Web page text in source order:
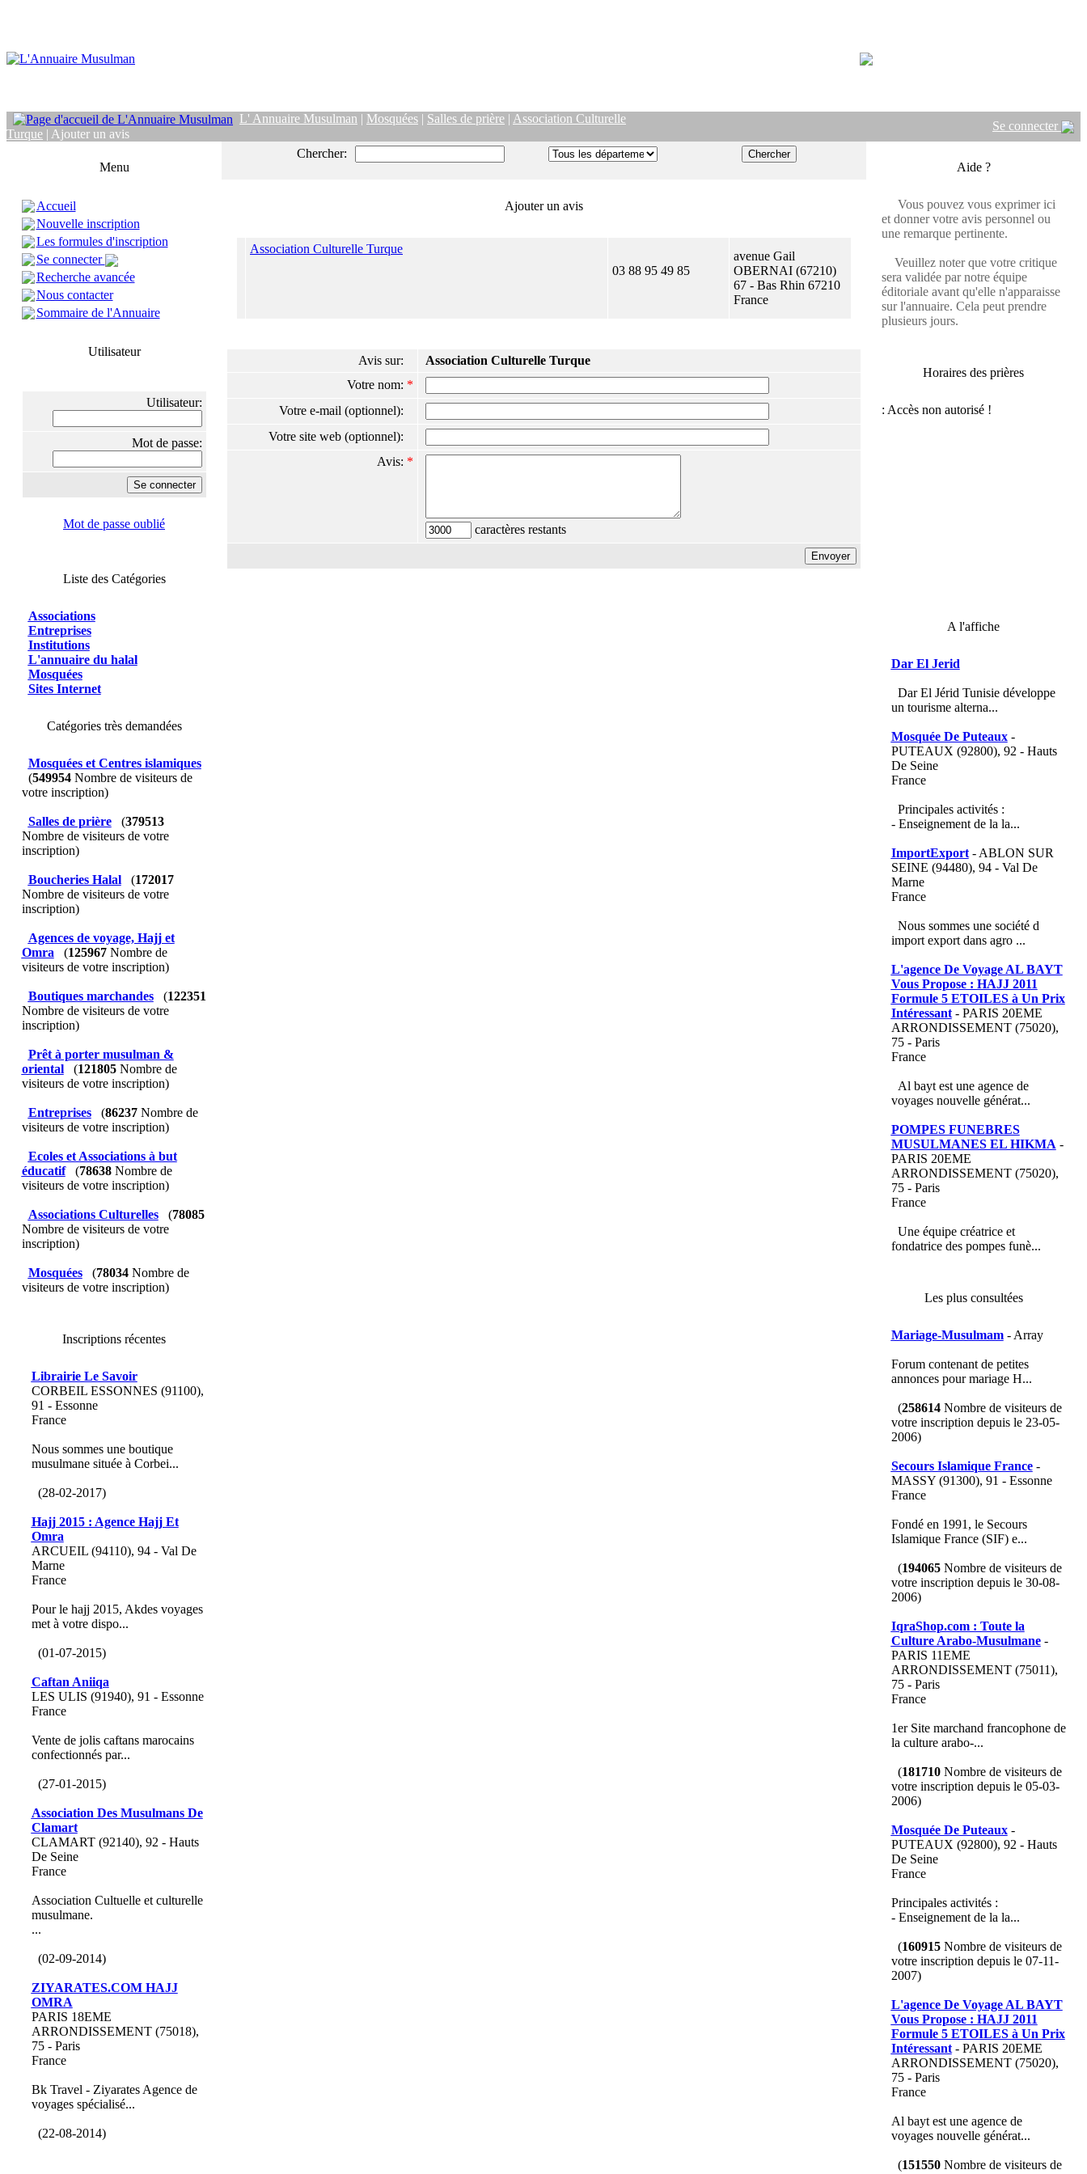
L' Annuaire Musulman | Mosquées | Salles de prière | Association Culturelle
Turque | Ajouter un avis
Se connecter
Menu
Accueil
Nouvelle inscription
Les formules d'inscription
Se connecter
Recherche avancée
Nous contacter
Sommaire de l'Annuaire
Utilisateur
Utilisateur:
Mot de passe:
Mot de passe oublié
Liste des Catégories
Associations
Entreprises
Institutions
L'annuaire du halal
Mosquées
Sites Internet
Catégories très demandées
Mosquées et Centres islamiques
(549954Nombre de visiteurs de
votre inscription)
Salles de prière (379513
Nombre de visiteurs de votre
inscription)
Boucheries Halal (172017
Nombre de visiteurs de votre
inscription)
Agences de voyage, Hajj et
Omra
(125967Nombre de
visiteurs de votre inscription)
Boutiques marchandes (122351
Nombre de visiteurs de votre
inscription)
Prêt à porter musulman &
oriental
(121805Nombre de
visiteurs de votre inscription)
Entreprises (86237Nombre de
visiteurs de votre inscription)
Ecoles et Associations à but
éducatif
(78638Nombre de
visiteurs de votre inscription)
Associations Culturelles (78085
Nombre de visiteurs de votre
inscription)
Mosquées (78034Nombre de
visiteurs de votre inscription)
Inscriptions récentes
Librairie Le Savoir
CORBEIL ESSONNES (91100),
91 - Essonne
France
Nous sommes une boutique
musulmane située à Corbei...
(28-02-2017)
Hajj 2015 : Agence Hajj Et
Omra
ARCUEIL (94110), 94 - Val De
Marne
France
Pour le hajj 2015, Akdes voyages
met à votre dispo...
(01-07-2015)
Caftan Aniiqa
LES ULIS (91940), 91 - Essonne
France
Vente de jolis caftans marocains
confectionnés par...
(27-01-2015)
Association Des Musulmans De
Clamart
CLAMART (92140), 92 - Hauts
De Seine
France
Association Cultuelle et culturelle
musulmane.
...
(02-09-2014)
ZIYARATES.COM HAJJ
OMRA
PARIS 18EME
ARRONDISSEMENT (75018),
75 - Paris
France
Bk Travel - Ziyarates Agence de
voyages spécialisé...
(22-08-2014)
Chercher:
Ajouter un avis
Association Culturelle Turque
03 88 95 49 85
avenue Gail
OBERNAI (67210)
67 - Bas Rhin 67210
France
Avis sur:
Association Culturelle Turque
Votre nom: *
Votre e-mail (optionnel):
Votre site web (optionnel):
Avis: *
caractères restants
Aide ?
Vous pouvez vous exprimer ici
et donner votre avis personnel ou
une remarque pertinente.
Veuillez noter que votre critique
sera validée par notre équipe
éditoriale avant qu'elle n'apparaisse
sur l'annuaire. Cela peut prendre
plusieurs jours.
Horaires des prières
A l'affiche
Dar El Jerid
Dar El Jérid Tunisie développe
un tourisme alterna...
Mosquée De Puteaux-
PUTEAUX (92800), 92 - Hauts
De Seine
France
Principales activités :
- Enseignement de la la...
ImportExport- ABLON SUR
SEINE (94480), 94 - Val De
Marne
France
Nous sommes une société d
import export dans agro ...
L'agence De Voyage AL BAYT
Vous Propose : HAJJ 2011
Formule 5 ETOILES à Un Prix
Intéressant- PARIS 20EME
ARRONDISSEMENT (75020),
75 - Paris
France
Al bayt est une agence de
voyages nouvelle générat...
POMPES FUNEBRES
MUSULMANES EL HIKMA -
PARIS 20EME
ARRONDISSEMENT (75020),
75 - Paris
France
Une équipe créatrice et
fondatrice des pompes funè...
Les plus consultées
Mariage-Musulmam- Array
Forum contenant de petites
annonces pour mariage H...
(258614Nombre de visiteurs de
votre inscription depuis le 23-05-
2006)
Secours Islamique France-
MASSY (91300), 91 - Essonne
France
Fondé en 1991, le Secours
Islamique France (SIF) e...
(194065Nombre de visiteurs de
votre inscription depuis le 30-08-
2006)
IqraShop.com : Toute la
Culture Arabo-Musulmane-
PARIS 11EME
ARRONDISSEMENT (75011),
75 - Paris
France
1er Site marchand francophone de
la culture arabo-...
(181710Nombre de visiteurs de
votre inscription depuis le 05-03-
2006)
Mosquée De Puteaux-
PUTEAUX (92800), 92 - Hauts
De Seine
France
Principales activités :
- Enseignement de la la...
(160915Nombre de visiteurs de
votre inscription depuis le 07-11-
2007)
L'agence De Voyage AL BAYT
Vous Propose : HAJJ 2011
Formule 5 ETOILES à Un Prix
Intéressant- PARIS 20EME
ARRONDISSEMENT (75020),
75 - Paris
France
Al bayt est une agence de
voyages nouvelle générat...
(151550Nombre de visiteurs de